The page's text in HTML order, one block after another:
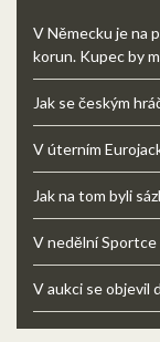
V Německu je na
korun. Kupec by
Jak se českým
V úterním
Jak na tom byli
V nedělní Sportce
V aukci se objevil